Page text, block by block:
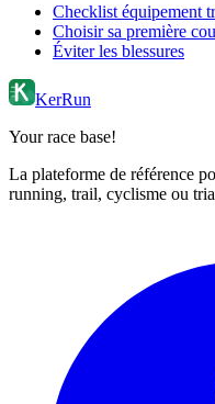
Checklist équipement
Choisir sa première
Éviter les blessures
KerRun
Your race base!
La plateforme de référence
running, trail, cyclisme ou